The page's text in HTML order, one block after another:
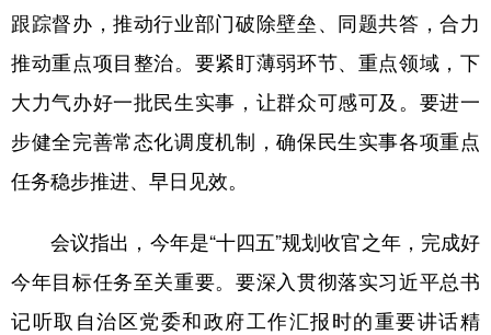
新疆 内蒙古 黑龙江
多语种频道
English Español Français عربى
Deutsch Português
跟踪督办，推动行业部门破除壁垒、同题共答，合力
推动重点项目整治。要紧盯薄弱环节、重点领域，下
大力气办好一批民生实事，让群众可感可及。要进一
步健全完善常态化调度机制，确保民生实事各项重点
任务稳步推进、早日见效。
会议指出，今年是“十四五”规划收官之年，完成好
今年目标任务至关重要。要深入贯彻落实习近平总书
记听取自治区党委和政府工作汇报时的重要讲话精